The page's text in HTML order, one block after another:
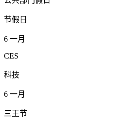
节假日
6 一月
CES
科技
6 一月
三王节